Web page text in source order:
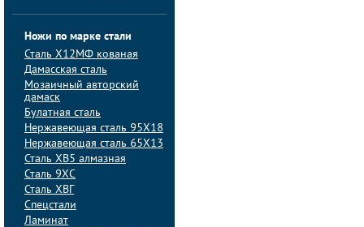
Ножи по марке стали
Сталь Х12МФ кованая
Дамасская сталь
Мозаичный авторский
дамаск
Булатная сталь
Нержавеющая сталь 95Х18
Нержавеющая сталь 65Х13
Сталь ХВ5 алмазная
Сталь 9ХС
Сталь ХВГ
Спецстали
Ламинат